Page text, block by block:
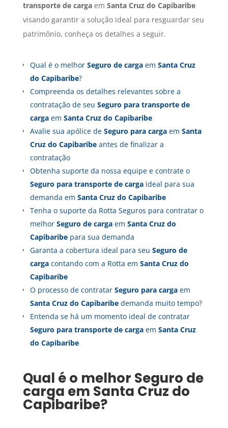
transporte de cargaem Santa Cruz do Capibaribe
visando garantir a solução ideal para resguardar seu
patrimônio, conheça os detalhes a seguir.
Qual é o melhor Seguro de cargaem Santa Cruz
do Capibaribe?
Compreenda os detalhes relevantes sobre a
contratação de seu Seguro para transporte de
cargaem Santa Cruz do Capibaribe
Avalie sua apólice de Seguro para cargaem Santa
Cruz do Capibaribeantes de finalizar a
contratação
Obtenha suporte da nossa equipe e contrate o
Seguro para transporte de cargaideal para sua
demanda em Santa Cruz do Capibaribe
Tenha o suporte da Rotta Seguros para contratar o
melhor Seguro de cargaem Santa Cruz do
Capibaribepara sua demanda
Garanta a cobertura ideal para seu Seguro de
cargacontando com a Rotta em Santa Cruz do
Capibaribe
O processo de contratar Seguro para cargaem
Santa Cruz do Capibaribedemanda muito tempo?
Entenda se há um momento ideal de contratar
Seguro para transporte de cargaem Santa Cruz
do Capibaribe
Qual é o melhor Seguro de
carga em Santa Cruz do
Capibaribe?